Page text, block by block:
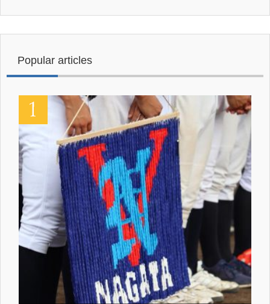
Popular articles